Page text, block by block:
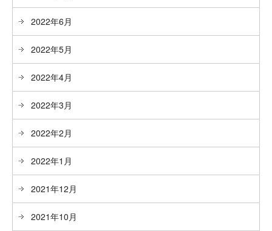
2022年6月
2022年5月
2022年4月
2022年3月
2022年2月
2022年1月
2021年12月
2021年10月